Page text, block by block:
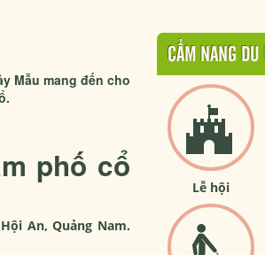
Mẫu mang đến cho
phố cổ
An, Quảng Nam.
CẨM NANG DU
Lễ hội